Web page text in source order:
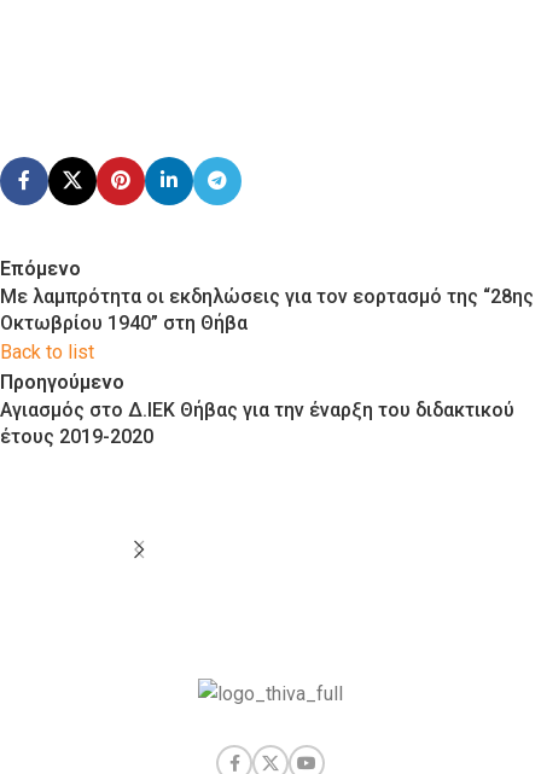
Επόμενο
Με λαμπρότητα οι εκδηλώσεις για τον εορτασμό της “28ης
Οκτωβρίου 1940” στη Θήβα
Back to list
Προηγούμενο
Αγιασμός στο Δ.ΙΕΚ Θήβας για την έναρξη του διδακτικού
έτους 2019-2020